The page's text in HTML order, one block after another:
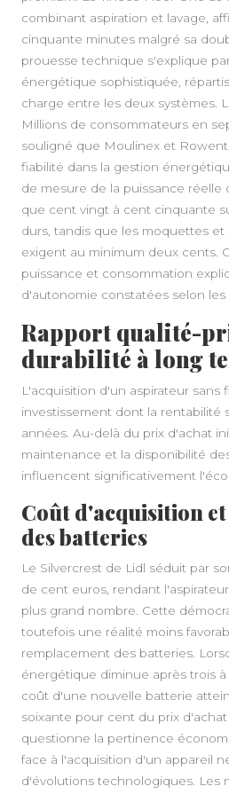
combinant aspiration et lavage,
cinquante minutes malgré sa
prouesse technique s'explique
énergétique sophistiquée,
charge entre les deux systèmes.
Millions de consommateurs en
souligné que Moulinex et
fiabilité dans la gestion
de mesure de la puissance réelle
que cent vingt à cent cinquante
durs, tandis que les moquettes et
exigent au minimum deux cents.
puissance et consommation
d'autonomie constatées selon les
Rapport qualité-
durabilité à long
L'acquisition d'un aspirateur sans
investissement dont la rentabilité
années. Au-delà du prix d'achat
maintenance et la disponibilité
influencent significativement
Coût d'acquisition
des batteries
Le Silvercrest de Lidl séduit par
de cent euros, rendant
plus grand nombre. Cette
toutefois une réalité moins
remplacement des batteries.
énergétique diminue après trois
coût d'une nouvelle batterie
soixante pour cent du prix
questionne la pertinence
face à l'acquisition d'un appareil
d'évolutions technologiques. Les